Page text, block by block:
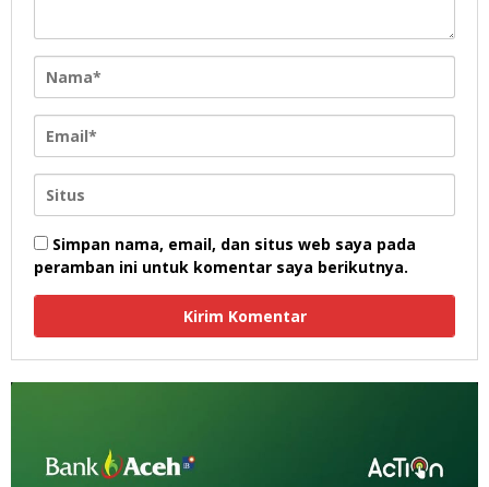
Simpan nama, email, dan situs web saya pada
peramban ini untuk komentar saya berikutnya.